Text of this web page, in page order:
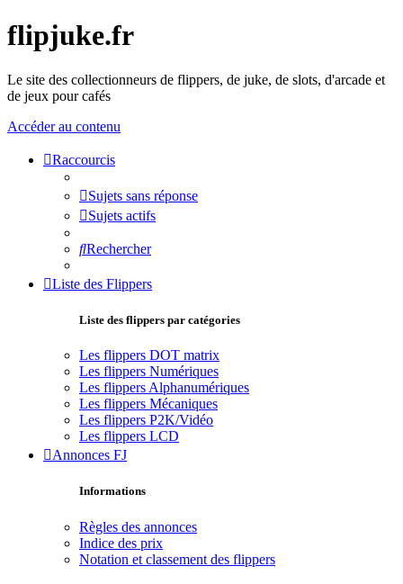
flipjuke.fr
Le site des collectionneurs de flippers, de juke, de slots, d'arcade et
de jeux pour cafés
Accéder au contenu
Raccourcis
Sujets sans réponse
Sujets actifs
Rechercher
Liste des Flippers
Liste des flippers par catégories
Les flippers DOT matrix
Les flippers Numériques
Les flippers Alphanumériques
Les flippers Mécaniques
Les flippers P2K/Vidéo
Les flippers LCD
Annonces FJ
Informations
Règles des annonces
Indice des prix
Notation et classement des flippers